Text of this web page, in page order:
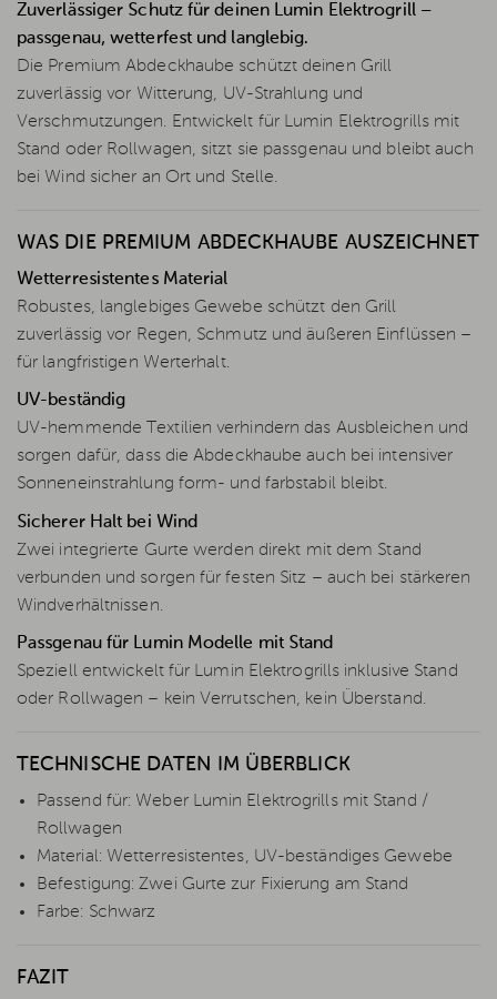
Zuverlässiger Schutz für deinen Lumin Elektrogrill –
passgenau, wetterfest und langlebig.
Die Premium Abdeckhaube schützt deinen Grill
zuverlässig vor Witterung, UV-Strahlung und
Verschmutzungen. Entwickelt für Lumin Elektrogrills mit
Stand oder Rollwagen, sitzt sie passgenau und bleibt auch
bei Wind sicher an Ort und Stelle.
WAS DIE PREMIUM ABDECKHAUBE AUSZEICHNET
Wetterresistentes Material
Robustes, langlebiges Gewebe schützt den Grill
zuverlässig vor Regen, Schmutz und äußeren Einflüssen –
für langfristigen Werterhalt.
UV-beständig
UV-hemmende Textilien verhindern das Ausbleichen und
sorgen dafür, dass die Abdeckhaube auch bei intensiver
Sonneneinstrahlung form- und farbstabil bleibt.
Sicherer Halt bei Wind
Zwei integrierte Gurte werden direkt mit dem Stand
verbunden und sorgen für festen Sitz – auch bei stärkeren
Windverhältnissen.
Passgenau für Lumin Modelle mit Stand
Speziell entwickelt für Lumin Elektrogrills inklusive Stand
oder Rollwagen – kein Verrutschen, kein Überstand.
TECHNISCHE DATEN IM ÜBERBLICK
Passend für: Weber Lumin Elektrogrills mit Stand /
Rollwagen
Material: Wetterresistentes, UV-beständiges Gewebe
Befestigung: Zwei Gurte zur Fixierung am Stand
Farbe: Schwarz
FAZIT